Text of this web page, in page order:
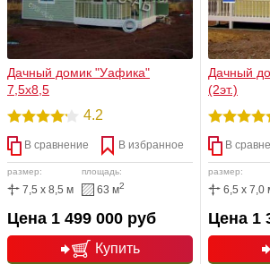
Дачный домик "Уафика"
7,5х8,5
4.2
В сравнение В избранное
размер:
7,5 x 8,5 м
площадь:
63 м2
Купить
Цена 1 499 000 руб
Дачный
(2эт.)
В
размер:
6,5 x 7,0
Цена 1